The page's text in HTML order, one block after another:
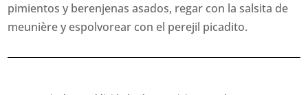
pimientos y berenjenas asados, regar con la salsita de
meunière y espolvorear con el perejil picadito.